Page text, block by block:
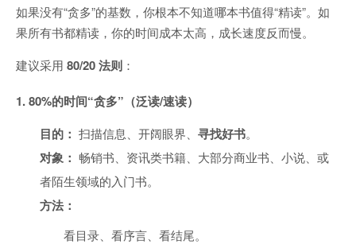
如果没有“贪多”的基数，你根本不知道哪本书值得“精读”。如
果所有书都精读，你的时间成本太高，成长速度反而慢。
建议采用 80/20 法则 ：
1. 80%的时间“贪多”（泛读/速读）
目的： 扫描信息、开阔眼界、 寻找好书。
对象： 畅销书、资讯类书籍、大部分商业书、小说、或
者陌生领域的入门书。
方法：
看目录、看序言、看结尾。